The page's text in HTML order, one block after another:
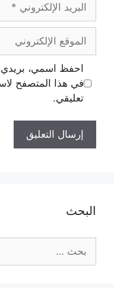
احفظ اسمي، بريدي
في هذا المتصفح
تعليقي.
البحث